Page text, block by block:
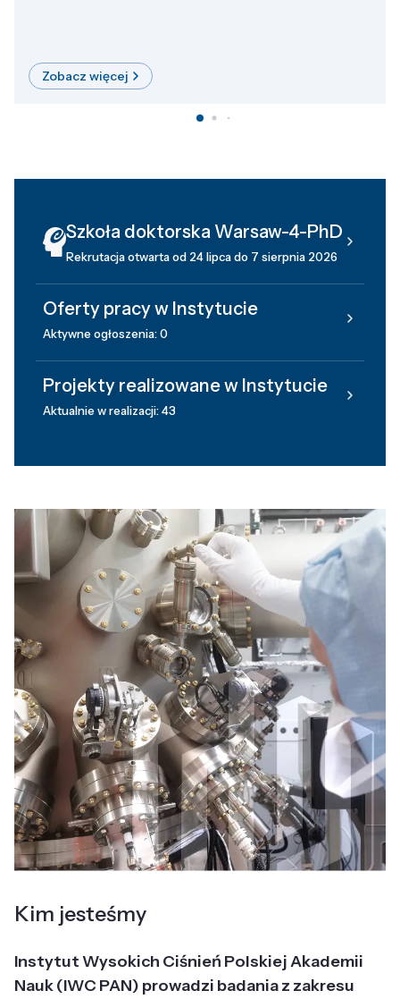
Zobacz więcej
Szkoła doktorska Warsaw-4-PhD
Rekrutacja otwarta od 24 lipca do 7 sierpnia 2026
Oferty pracy w Instytucie
Aktywne ogłoszenia: 0
Projekty realizowane w Instytucie
Aktualnie w realizacji: 43
Kim jesteśmy
Instytut Wysokich Ciśnień Polskiej Akademii
Nauk (IWC PAN) prowadzi badania z zakresu